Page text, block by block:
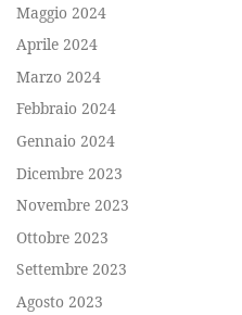
Maggio 2024
Aprile 2024
Marzo 2024
Febbraio 2024
Gennaio 2024
Dicembre 2023
Novembre 2023
Ottobre 2023
Settembre 2023
Agosto 2023